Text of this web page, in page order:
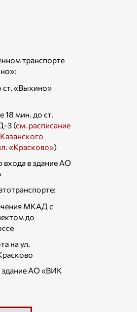
транспорте
ст. «Выхино»
18 мин. до ст.
3 (см. расписание
«Красково»)
в здание АО
МКАД с
до
на ул.
здание АО «ВИК